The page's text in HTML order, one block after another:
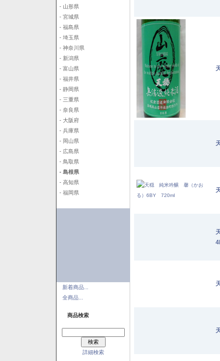
- 山形県
- 宮城県
- 福島県
- 埼玉県
- 神奈川県
- 新潟県
- 富山県
- 福井県
- 静岡県
- 三重県
- 奈良県
- 大阪府
- 兵庫県
- 岡山県
- 広島県
- 鳥取県
- 島根県
- 高知県
- 福岡県
新着商品...
全商品...
商品検索
詳細検索